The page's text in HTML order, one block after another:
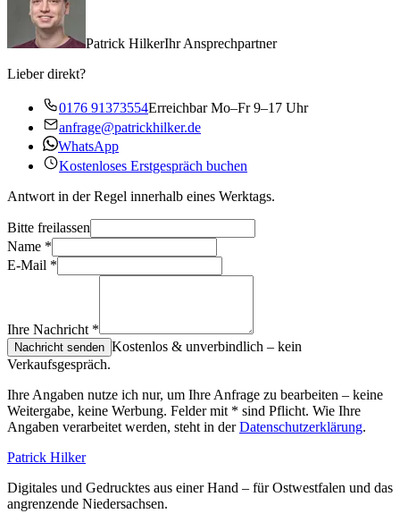
Patrick HilkerIhr Ansprechpartner
Lieber direkt?
0176 91373554Erreichbar Mo–Fr 9–17 Uhr
anfrage@patrickhilker.de
WhatsApp
Kostenloses Erstgespräch buchen
Antwort in der Regel innerhalb eines Werktags.
Bitte freilassen
Name *
E-Mail *
Ihre Nachricht *
Nachricht senden Kostenlos & unverbindlich – kein
Verkaufsgespräch.
Ihre Angaben nutze ich nur, um Ihre Anfrage zu bearbeiten – keine
Weitergabe, keine Werbung. Felder mit * sind Pflicht. Wie Ihre
Angaben verarbeitet werden, steht in derDatenschutzerklärung.
Patrick Hilker
Digitales und Gedrucktes aus einer Hand – für Ostwestfalen und das
angrenzende Niedersachsen.